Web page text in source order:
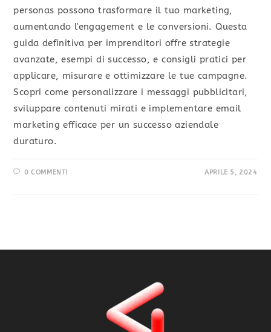
personas possono trasformare il tuo marketing,
aumentando l'engagement e le conversioni. Questa
guida definitiva per imprenditori offre strategie
avanzate, esempi di successo, e consigli pratici per
applicare, misurare e ottimizzare le tue campagne.
Scopri come personalizzare i messaggi pubblicitari,
sviluppare contenuti mirati e implementare email
marketing efficace per un successo aziendale
duraturo.
0 COMMENTI APRILE 5, 2024